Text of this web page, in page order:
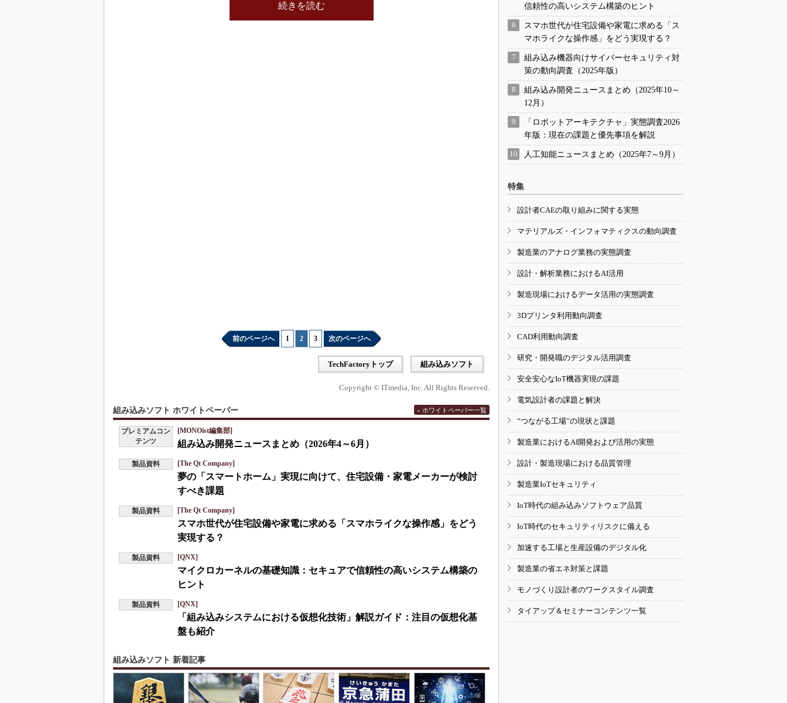
続きを読む
前のページへ 1 2 3 次のページへ
TechFactoryトップ 組み込みソフト
Copyright © ITmedia, Inc. All Rights Reserved.
組み込みソフト ホワイトペーパー » ホワイトペーパー一覧
プレミアムコン
テンツ
[MONOist編集部]
組み込み開発ニュースまとめ（2026年4～6月）
製品資料 [The Qt Company]
夢の「スマートホーム」実現に向けて、住宅設備・家電メーカーが検討
すべき課題
製品資料 [The Qt Company]
スマホ世代が住宅設備や家電に求める「スマホライクな操作感」をどう
実現する？
製品資料 [QNX]
マイクロカーネルの基礎知識：セキュアで信頼性の高いシステム構築の
ヒント
製品資料 [QNX]
「組み込みシステムにおける仮想化技術」解説ガイド：注目の仮想化基
盤も紹介
組み込みソフト 新着記事
信頼性の高いシステム構築のヒント
スマホ世代が住宅設備や家電に求める「ス
マホライクな操作感」をどう実現する？
組み込み機器向けサイバーセキュリティ対
策の動向調査（2025年版）
組み込み開発ニュースまとめ（2025年10～
12月）
「ロボットアーキテクチャ」実態調査2026
年版：現在の課題と優先事項を解説
人工知能ニュースまとめ（2025年7～9月）
特集
設計者CAEの取り組みに関する実態
マテリアルズ・インフォマティクスの動向調査
製造業のアナログ業務の実態調査
設計・解析業務におけるAI活用
製造現場におけるデータ活用の実態調査
3Dプリンタ利用動向調査
CAD利用動向調査
研究・開発職のデジタル活用調査
安全安心なIoT機器実現の課題
電気設計者の課題と解決
“つながる工場”の現状と課題
製造業におけるAI開発および活用の実態
設計・製造現場における品質管理
製造業IoTセキュリティ
IoT時代の組み込みソフトウェア品質
IoT時代のセキュリティリスクに備える
加速する工場と生産設備のデジタル化
製造業の省エネ対策と課題
モノづくり設計者のワークスタイル調査
タイアップ＆セミナーコンテンツ一覧